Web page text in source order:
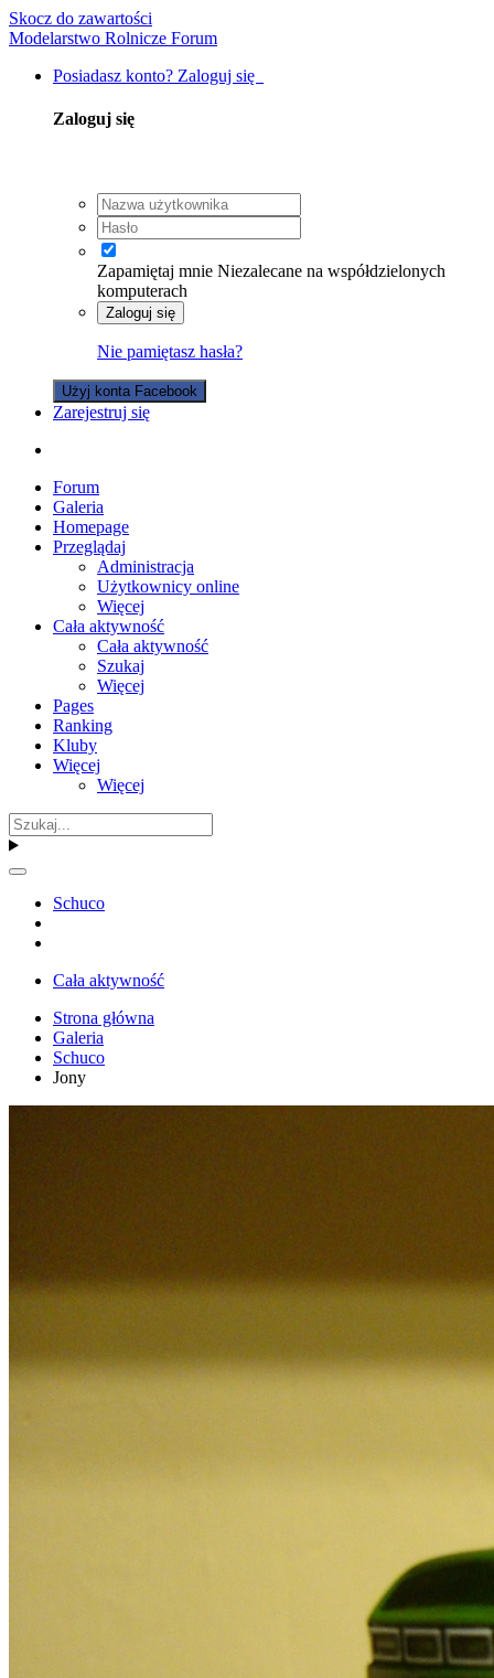
Skocz do zawartości
Modelarstwo Rolnicze Forum
Posiadasz konto? Zaloguj się
Zaloguj się
Zapamiętaj mnie Niezalecane na współdzielonych
komputerach
Zaloguj się
Nie pamiętasz hasła?
Użyj konta Facebook
Zarejestruj się
Forum
Galeria
Homepage
Przeglądaj
Administracja
Użytkownicy online
Więcej
Cała aktywność
Cała aktywność
Szukaj
Więcej
Pages
Ranking
Kluby
Więcej
Więcej
Schuco
Cała aktywność
Strona główna
Galeria
Schuco
Jony